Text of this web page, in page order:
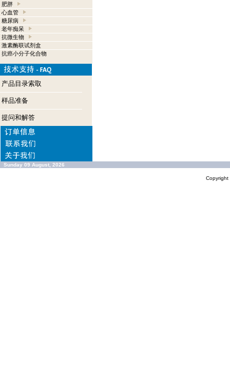
肥胖
心血管
糖尿病
老年痴呆
抗微生物
激素酶联试剂盒
抗癌小分子化合物
产品目录索取
样品准备
提问和解答
Sunday 09 August, 2026